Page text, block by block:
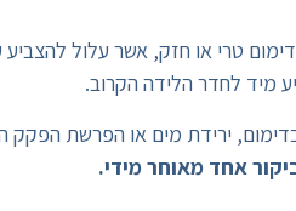
טרי או חזק, אשר עלול
מיד לחדר הלידה הקרוב.
ירידת מים או הפרשת הפקק
אחד מאוחר מידי.